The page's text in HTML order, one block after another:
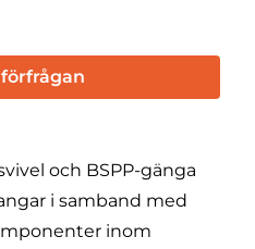
och BSPP-gänga
i samband med
inom